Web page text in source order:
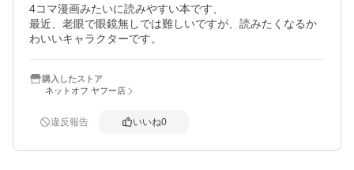
4コマ漫画みたいに読みやすい本です、
最近、老眼で眼鏡無しでは難しいですが、読みたくなるか
わいいキャラクターです。
購入したストア
ネットオフ ヤフー店
違反報告 いいね0